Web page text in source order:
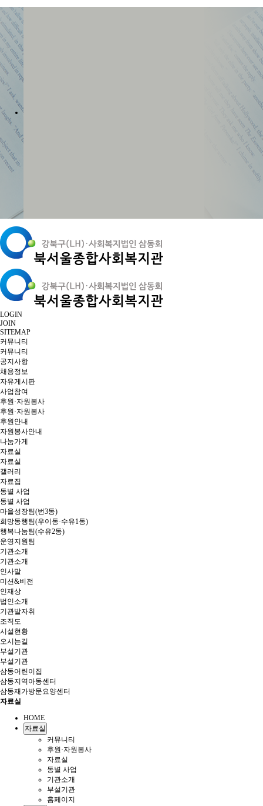
LOGIN
JOIN
SITEMAP
커뮤니티
커뮤니티
공지사항
채용정보
자유게시판
사업참여
후원·자원봉사
후원·자원봉사
후원안내
자원봉사안내
나눔가게
자료실
자료실
갤러리
자료집
동별 사업
동별 사업
마을성장팀(번3동)
희망동행팀(우이동·수유1동)
행복나눔팀(수유2동)
운영지원팀
기관소개
기관소개
인사말
미션&비전
인재상
법인소개
기관발자취
조직도
시설현황
오시는길
부설기관
부설기관
삼동어린이집
삼동지역아동센터
삼동재가방문요양센터
자료실
HOME
자료실
커뮤니티
후원·자원봉사
자료실
동별 사업
기관소개
부설기관
홈페이지